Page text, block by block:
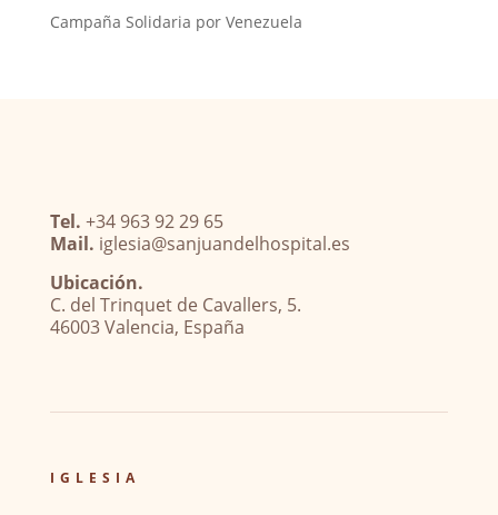
Campaña Solidaria por Venezuela
Tel. +34 963 92 29 65
Mail. iglesia@sanjuandelhospital.es
Ubicación.
C. del Trinquet de Cavallers, 5.
46003 Valencia, España
IGLESIA